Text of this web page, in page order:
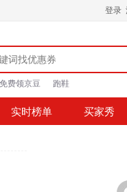
登录
免费领京豆 跑鞋
实时榜单 买家秀